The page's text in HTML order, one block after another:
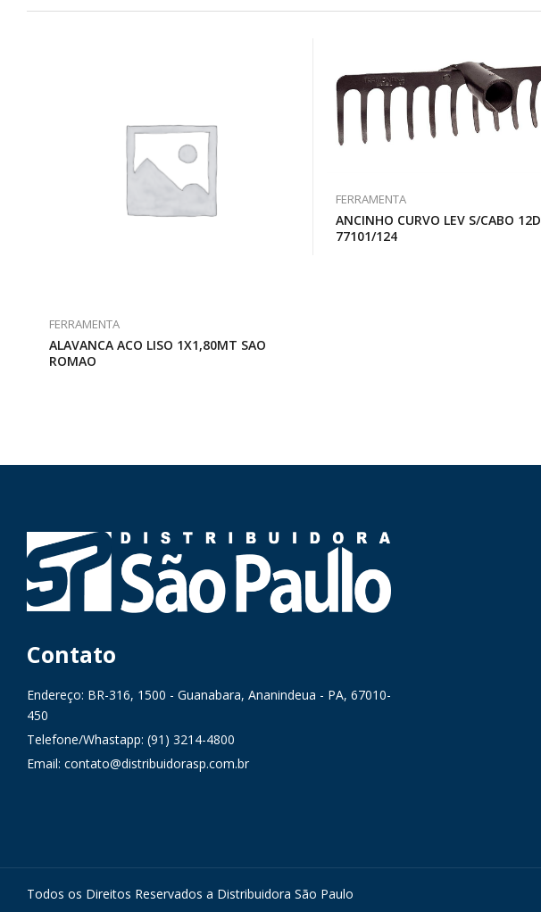
FERRAMENTA
ALAVANCA ACO LISO 1X1,80MT SAO
ROMAO
FERRAMENTA
ANCINHO CURVO LEV S/CABO 12D
77101/124
Contato
Endereço: BR-316, 1500 - Guanabara, Ananindeua - PA, 67010-
450
Telefone/Whastapp: (91) 3214-4800
Email: contato@distribuidorasp.com.br
Todos os Direitos Reservados a Distribuidora São Paulo